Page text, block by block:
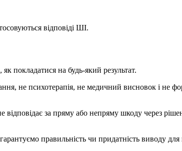
відповіді ШІ.
покладатися на будь-який результат.
не психотерапія, не медичний висновок і не
відповідає за пряму або непряму шкоду через
правильність чи придатність виводу для